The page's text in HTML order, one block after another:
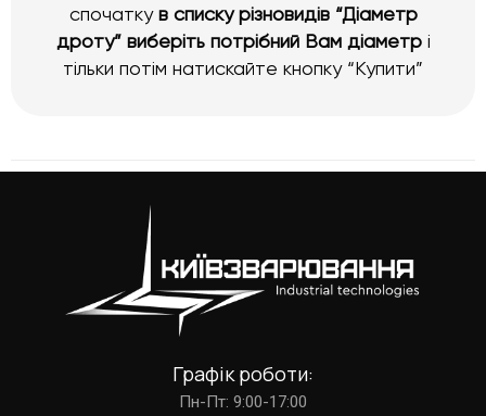
спочатку в списку різновидів “Діаметр
дроту” виберіть потрібний Вам діаметрі
тільки потім натискайте кнопку “Купити”
Графік роботи:
Пн-Пт: 9:00-17:00